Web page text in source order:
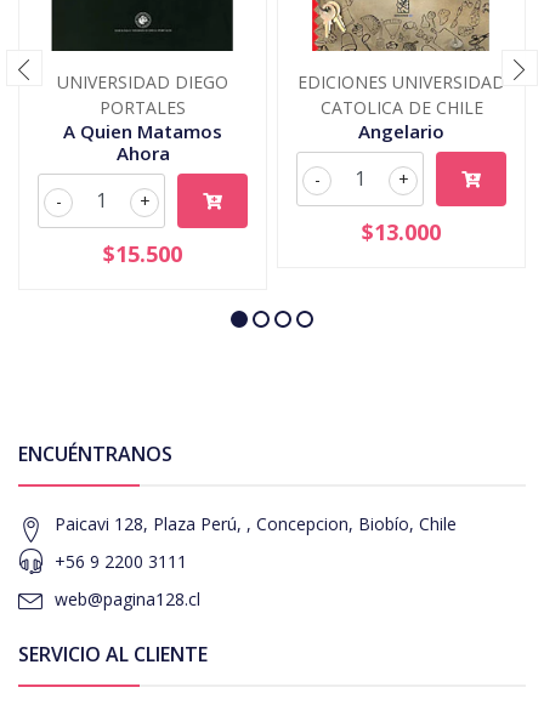
UNIVERSIDAD DIEGO
PORTALES
A Quien Matamos
Ahora
+
-
$15.500
EDICIONES UNIVERSIDAD
CATOLICA DE CHILE
Angelario
+
-
$13.000
ENCUÉNTRANOS
Paicavi 128, Plaza Perú, , Concepcion, Biobío, Chile
+56 9 2200 3111
web@pagina128.cl
SERVICIO AL CLIENTE